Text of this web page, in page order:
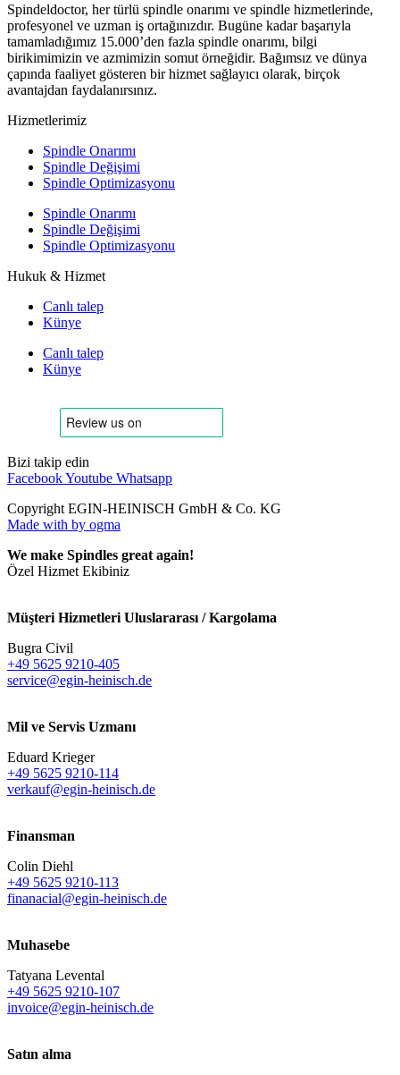
Spindeldoctor, her türlü spindle onarımı ve spindle hizmetlerinde,
profesyonel ve uzman iş ortağınızdır. Bugüne kadar başarıyla
tamamladığımız 15.000’den fazla spindle onarımı, bilgi
birikimimizin ve azmimizin somut örneğidir. Bağımsız ve dünya
çapında faaliyet gösteren bir hizmet sağlayıcı olarak, birçok
avantajdan faydalanırsınız.
Hizmetlerimiz
Spindle Onarımı
Spindle Değişimi
Spindle Optimizasyonu
Spindle Onarımı
Spindle Değişimi
Spindle Optimizasyonu
Hukuk & Hizmet
Canlı talep
Künye
Canlı talep
Künye
Bizi takip edin
FacebookYoutube Whatsapp
Copyright EGIN-HEINISCH GmbH & Co. KG
Made with by ogma
We make Spindles great again!
Özel Hizmet Ekibiniz
Müşteri Hizmetleri Uluslararası / Kargolama
Bugra Civil
+49 5625 9210-405
service@egin-heinisch.de
Mil ve Servis Uzmanı
Eduard Krieger
+49 5625 9210-114
verkauf@egin-heinisch.de
Finansman
Colin Diehl
+49 5625 9210-113
finanacial@egin-heinisch.de
Muhasebe
Tatyana Levental
+49 5625 9210-107
invoice@egin-heinisch.de
Satın alma